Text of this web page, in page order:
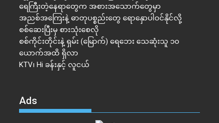
ရေကြီးတဲ့​နေရာ​တွေက အစားအသောက်တွေမှာ
အညစ်အကြေးနဲ့ ဓာတုပစ္စည်းတွေ ရောနှောပါဝင်နိုင်လို့
စစ်ဆေးပြီးမှ စားသုံးစေလို
စစ်ကိုင်းတိုင်းနဲ့ ရှမ်း (မြောက်) ရေဘေး သေဆုံးသူ ၁၀
ယောက်အထိ ရှိလာ
KTV၊ Hi ခန်းနှင့် လူငယ်
Ads